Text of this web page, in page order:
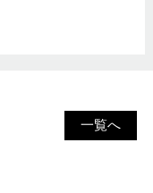
一覧へ